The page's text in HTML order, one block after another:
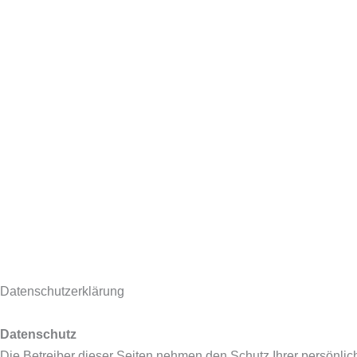
Datenschutzerklärung
Datenschutz